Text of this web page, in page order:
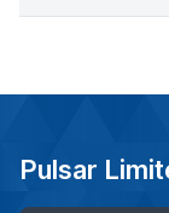
Pulsar